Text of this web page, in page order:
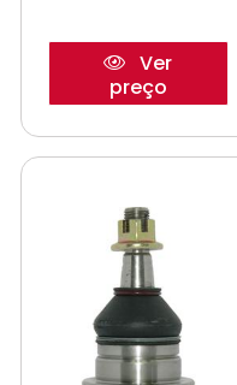
Ver
preço